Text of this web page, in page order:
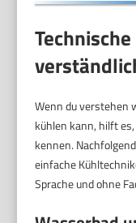
Wenn du verstehen
kühlen kann, hilft
kennen.
einfache
Sprache und ohne